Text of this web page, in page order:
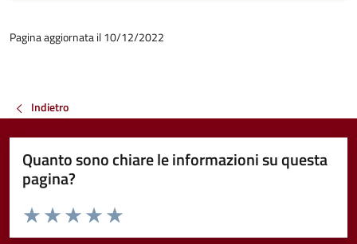
Pagina aggiornata il 10/12/2022
Indietro
Quanto sono chiare le informazioni su questa
pagina?
Valuta da 1 a 5 stelle la pagina
Valuta 5 stelle su 5
Valuta 4 stelle su 5
Valuta 3 stelle su 5
Valuta 2 stelle su 5
Valuta 1 stelle su 5